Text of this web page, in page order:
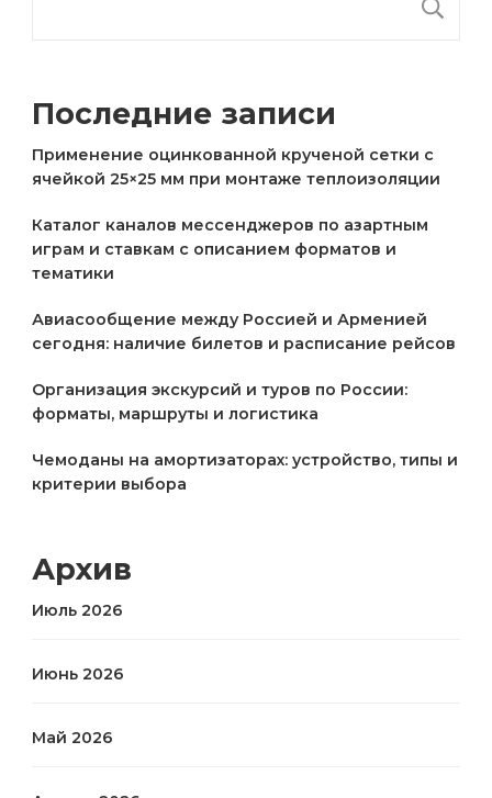
Последние записи
Применение оцинкованной крученой сетки с
ячейкой 25×25 мм при монтаже теплоизоляции
Каталог каналов мессенджеров по азартным
играм и ставкам с описанием форматов и
тематики
Авиасообщение между Россией и Арменией
сегодня: наличие билетов и расписание рейсов
Организация экскурсий и туров по России:
форматы, маршруты и логистика
Чемоданы на амортизаторах: устройство, типы и
критерии выбора
Архив
Июль 2026
Июнь 2026
Май 2026